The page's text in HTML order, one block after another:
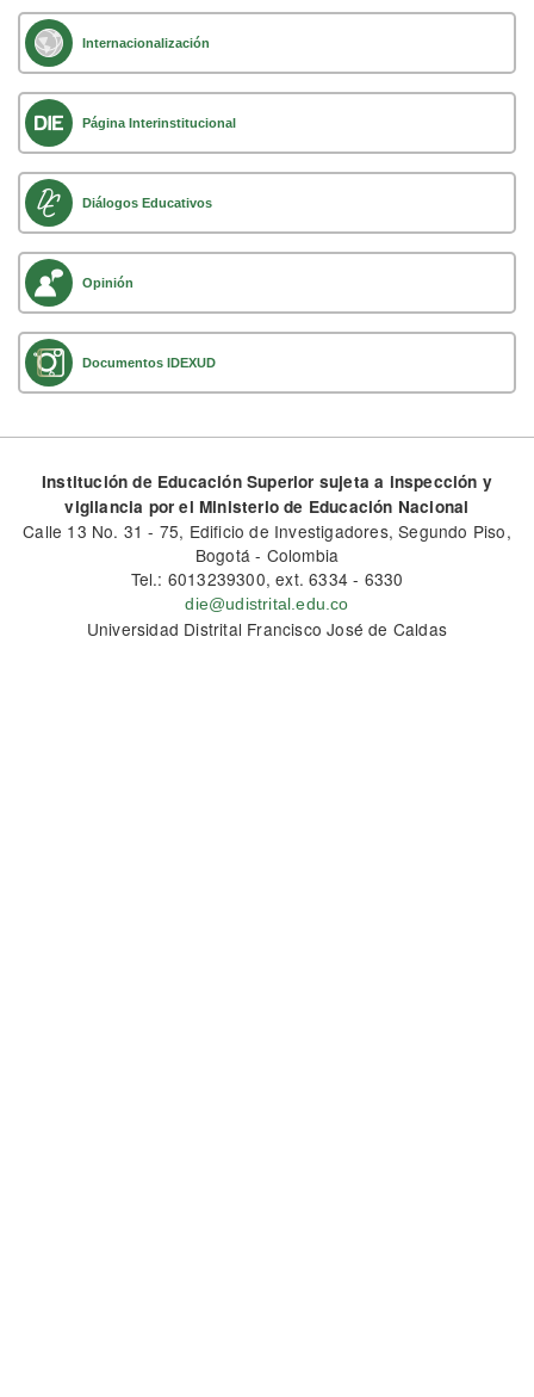
Internacionalización
Página Interinstitucional
Diálogos Educativos
Opinión
Documentos IDEXUD
Institución de Educación Superior sujeta a inspección y
vigilancia por el Ministerio de Educación Nacional
Calle 13 No. 31 - 75, Edificio de Investigadores, Segundo Piso,
Bogotá - Colombia
Tel.: 6013239300, ext. 6334 - 6330
die@udistrital.edu.co
Universidad Distrital Francisco José de Caldas